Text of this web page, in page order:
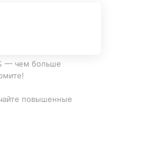
— чем больше
повышенные